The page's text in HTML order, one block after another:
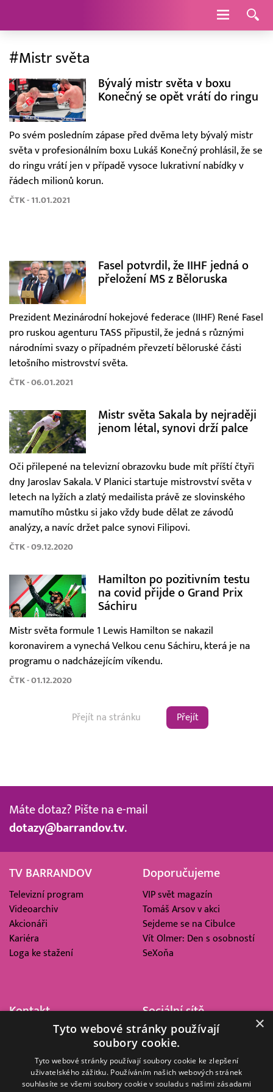
Navigace
#Mistr světa
Bývalý mistr světa v boxu
Konečný se opět vrátí do ringu
Po svém posledním zápase před dvěma lety bývalý mistr
světa v profesionálním boxu Lukáš Konečný prohlásil, že se
do ringu vrátí jen v případě vysoce lukrativní nabídky v
řádech milionů korun.
ČTK - 11.01.2021
Fasel potvrdil, že IIHF jedná o
přeložení MS z Běloruska
Prezident Mezinárodní hokejové federace (IIHF) René Fasel
pro ruskou agenturu TASS připustil, že jedná s různými
národními svazy o případném převzetí běloruské části
letošního mistrovství světa.
ČTK - 06.01.2021
Mistr světa Sakala by nejraději
jenom létal, synovi drží palce
Oči přilepené na televizní obrazovku bude mít příští čtyři
dny Jaroslav Sakala. V Planici startuje mistrovství světa v
letech na lyžích a zlatý medailista právě ze slovinského
mamutího můstku si jako vždy bude dělat ze závodů
analýzy, a navíc držet palce synovi Filipovi.
ČTK - 09.12.2020
Hamilton po pozitivním testu
na covid přijde o Grand Prix
Sáchiru
Mistr světa formule 1 Lewis Hamilton se nakazil
koronavirem a vynechá Velkou cenu Sáchiru, která je na
programu o nadcházejícím víkendu.
ČTK - 01.12.2020
Přejít
Máte dotaz? Pište na e-mail
dotazy@barrandov.tv.
TV BARRANDOV
Televizní program
Videoarchiv
Akcionáři
Kariéra
Loga ke stažení
Doporučujeme
VIP svět magazín
Tomáš Arsov v akci
Sejdeme se na Cibulce
Vít Olmer: Den s osobností
SeXoňa
Kontakt
Barrandov Televizní Studio,
Kříženeckého nám. 322
152 00 Praha 5
Sociální sítě
×
Tyto webové stránky používají
soubory cookie.
Tyto webové stránky používají soubory cookie ke zlepšení
uživatelského zážitku. Používáním našich webových stránek
souhlasíte se všemi soubory cookie v souladu s našimi zásadami